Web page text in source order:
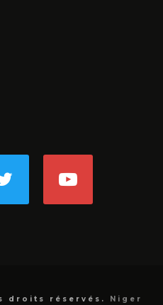
droits réservés.
Niger